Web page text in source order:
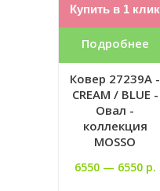
Купить в 1 клик
Подробнее
Ковер 27239A -
CREAM / BLUE -
Овал -
коллекция
MOSSO
6550 — 6550 р.